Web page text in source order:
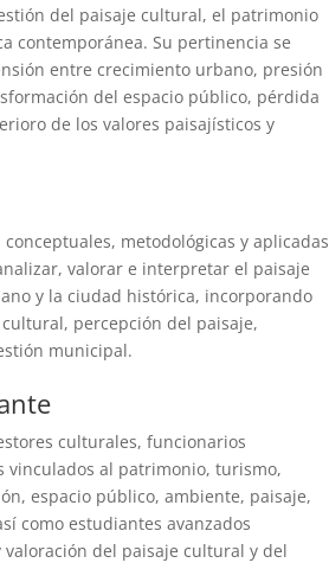
del paisaje cultural, el patrimonio
contemporánea. Su pertinencia se
entre crecimiento urbano, presión
del espacio público, pérdida
de los valores paisajísticos y
metodológicas y aplicadas
valorar e interpretar el paisaje
y la ciudad histórica, incorporando
percepción del paisaje,
municipal.
culturales, funcionarios
vinculados al patrimonio, turismo,
espacio público, ambiente, paisaje,
como estudiantes avanzados
del paisaje cultural y del